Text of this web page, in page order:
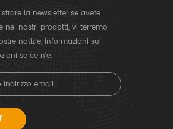
la newsletter se avete
nei nostri prodotti, vi terremo
notizie, informazioni sui
se ce n'è.